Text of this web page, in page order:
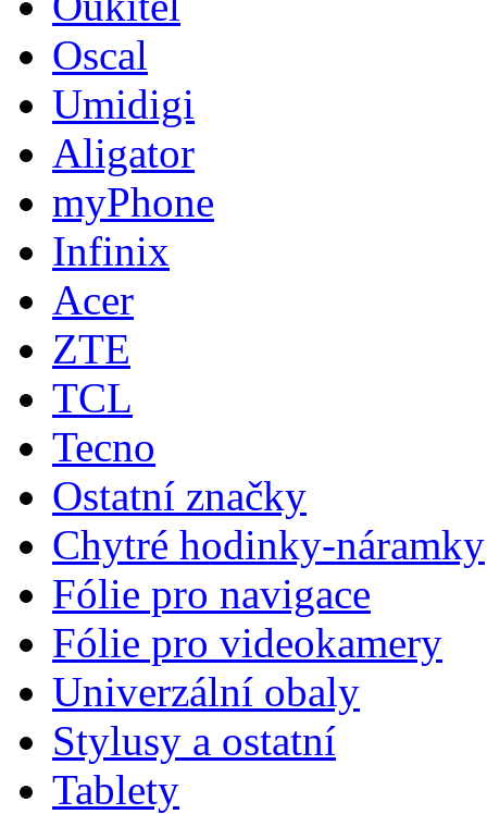
Oscal
Umidigi
Aligator
myPhone
Infinix
Acer
ZTE
TCL
Tecno
Ostatní značky
Chytré hodinky-náramky
Fólie pro navigace
Fólie pro videokamery
Univerzální obaly
Stylusy a ostatní
Tablety